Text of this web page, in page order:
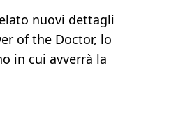
nuovi dettagli
of the Doctor, lo
in cui avverrà la